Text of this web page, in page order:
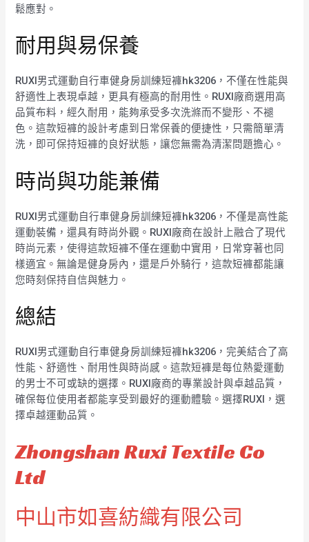
鬆應對。
耐用與易保養
RUXI男式運動自行車健身房訓練短褲hk3206，不僅在性能與
舒適性上表現卓越，更具有極高的耐用性。RUXI廠商選用高
品質布料，經久耐用，能夠承受多次洗滌而不變形、不褪
色。這款短褲的設計考慮到日常保養的便捷性，只需簡單清
洗，即可保持短褲的良好狀態，讓您無需為清潔問題擔心。
時尚與功能兼備
RUXI男式運動自行車健身房訓練短褲hk3206，不僅是高性能
運動裝備，還具有時尚外觀。RUXI廠商在設計上融合了現代
時尚元素，使得這款短褲不僅在運動中實用，日常穿著也同
樣適宜。無論是健身房內，還是戶外騎行，這款短褲都能讓
您時刻保持自信與魅力。
總結
RUXI男式運動自行車健身房訓練短褲hk3206，完美結合了高
性能、舒適性、耐用性與時尚感。這款短褲是每位熱愛運動
的男士不可或缺的選擇。RUXI廠商的專業設計與卓越品質，
確保每位使用者都能享受到最好的運動體驗。選擇RUXI，選
擇卓越運動品質。
Zhongshan Ruxi Textile Co
Ltd
中山市如喜紡織有限公司